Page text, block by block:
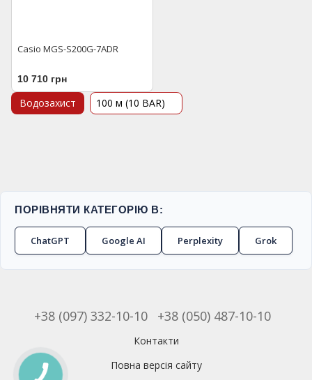
Casio MGS-S200G-7ADR
10 710 грн
Водозахист 100 м (10 BAR)
ПОРІВНЯТИ КАТЕГОРІЮ В:
ChatGPT Google AI Perplexity Grok
+38 (097) 332-10-10 +38 (050) 487-10-10
Контакти
Повна версія сайту